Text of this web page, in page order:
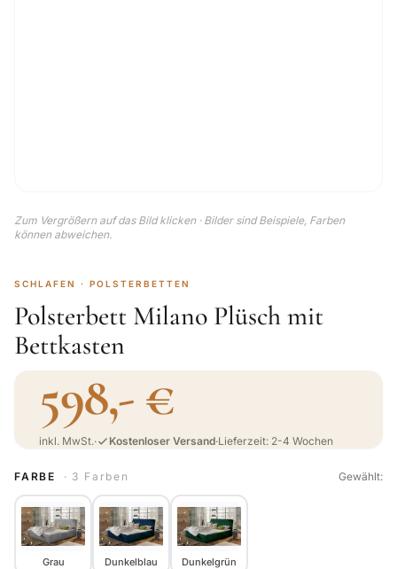
Zum Vergrößern auf das Bild klicken · Bilder sind Beispiele, Farben
können abweichen.
SCHLAFEN · POLSTERBETTEN
Polsterbett Milano Plüsch mit
Bettkasten
598,- €
inkl. MwSt.· Kostenloser Versand·Lieferzeit: 2-4 Wochen
FARBE · 3 Farben Gewählt:
Grau Dunkelblau Dunkelgrün